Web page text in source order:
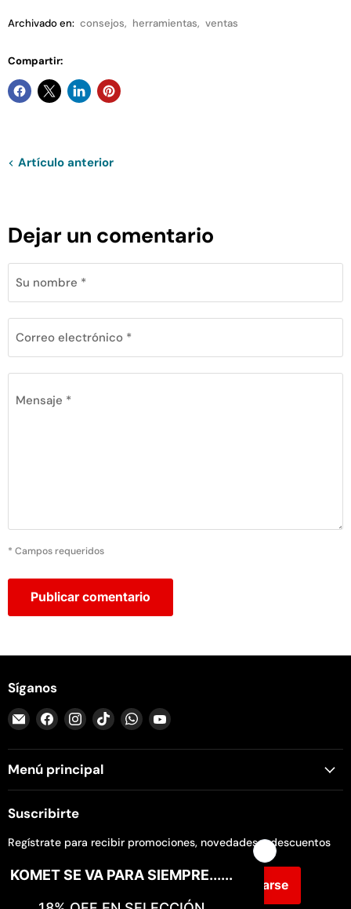
Archivado en: consejos, herramientas, ventas
Compartir:
Artículo anterior
Dejar un comentario
Su nombre *
Correo electrónico *
Mensaje *
* Campos requeridos
Publicar comentario
Síganos
Encuéntrenos
en
Correo
electrónico
Encuéntrenos
en
Facebook
Encuéntrenos
en
Instagram
Encuéntrenos
en
TikTok
Encuéntrenos
en
WhatsApp
Encuéntrenos
YouTube
Menú principal
Suscribirte
Regístrate para recibir promociones, novedades y descuentos
Dirección de correo electrónico Registrarse